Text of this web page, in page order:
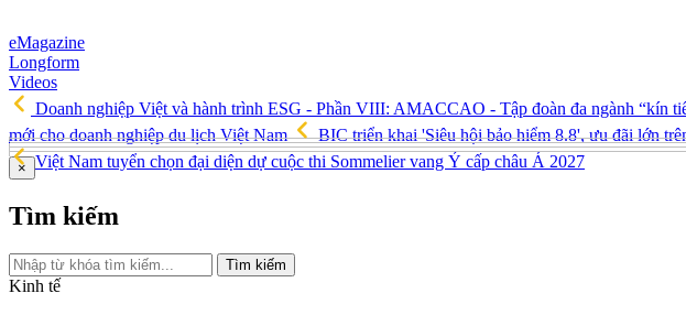
eMagazine
Longform
Videos
Doanh nghiệp Việt và hành trình ESG - Phần VIII: AMACCAO - Tập đoàn đa ngành “kín
mới cho doanh nghiệp du lịch Việt Nam
BIC triển khai 'Siêu hội bảo hiểm 8.8', ưu đãi lớn
Việt Nam tuyển chọn đại diện dự cuộc thi Sommelier vang Ý cấp châu Á 2027
×
Tìm kiếm
Tìm kiếm
Kinh tế